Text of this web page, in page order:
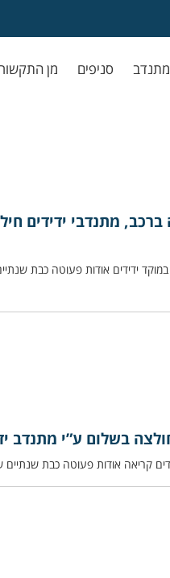
סניפים מן
מתנדבי ידידים
התקבלה קריאה במוקד ידידים אודות
בשלום ע”י מתנדב